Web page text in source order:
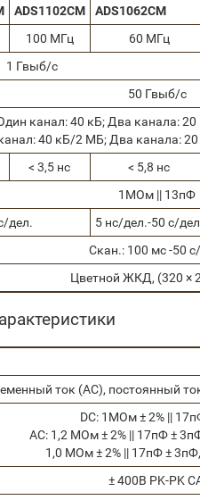
ADS1102CM ADS1062CM
100 МГц 60 МГц
1 Гвыб/с
50 Гвыб/с
канал: 40 кБ; Два канала: 20
40 кБ/2 MБ; Два канала:
< 3,5 нс < 5,8 нс
1MОм || 13пФ
дел. 5 нс/дел.-50 с/
Скан.: 100 мс -50
Цветной ЖКД, (320 ×
ток (AC), постоянный
DC: 1MОм ± 2% ||
AC: 1,2 MОм ± 2% || 17пФ ±
1,0 MОм ± 2% || 17пФ ±
± 400В PK-PK